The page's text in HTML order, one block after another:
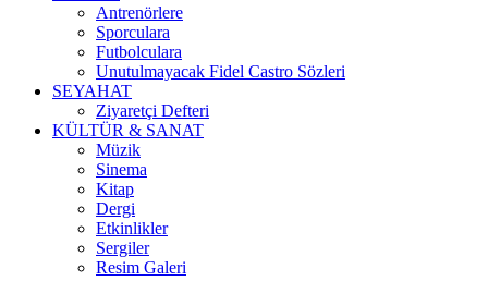
Antrenörlere
Sporculara
Futbolculara
Unutulmayacak Fidel Castro Sözleri
SEYAHAT
Ziyaretçi Defteri
KÜLTÜR & SANAT
Müzik
Sinema
Kitap
Dergi
Etkinlikler
Sergiler
Resim Galeri